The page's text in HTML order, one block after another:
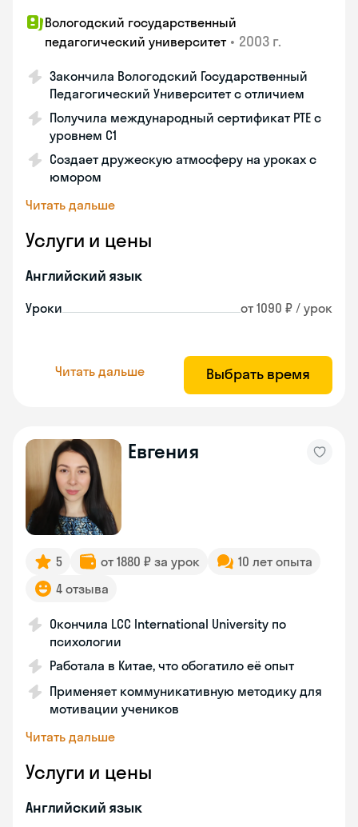
Вологодский государственный
педагогический университет • 2003 г.
Закончила Вологодский Государственный
Педагогический Университет с отличием
Получила международный сертификат PTE с
уровнем C1
Создает дружескую атмосферу на уроках с
юмором
Читать дальше
Услуги и цены
Английский язык
Уроки от 1090 ₽ / урок
Читать дальше Выбрать время
Евгения
5 от 1880 ₽ за урок
10 лет опыта
4 отзыва
Окончила LCC International University по
психологии
Работала в Китае, что обогатило её опыт
Применяет коммуникативную методику для
мотивации учеников
Читать дальше
Услуги и цены
Английский язык